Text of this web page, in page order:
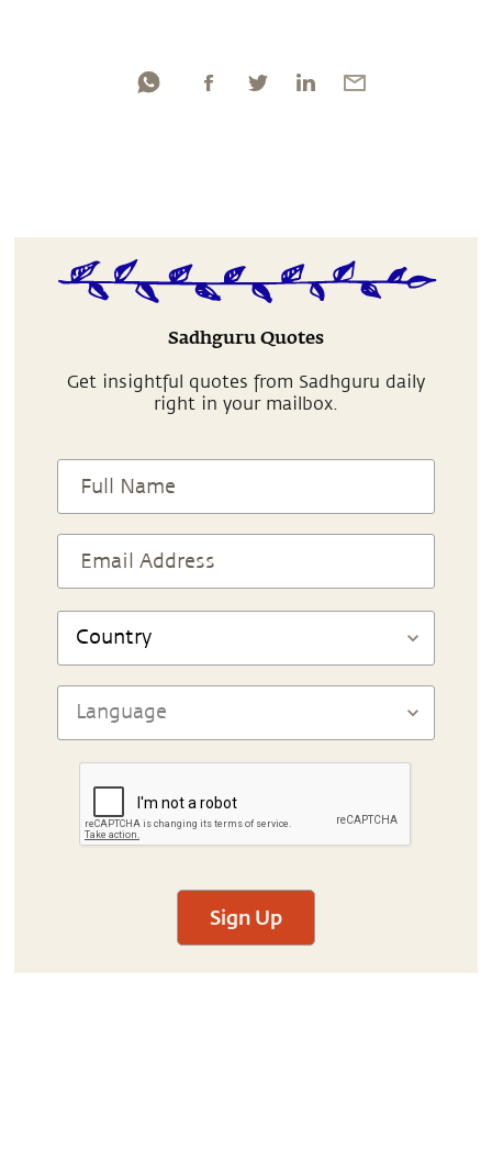
Sadhguru Quotes
Get insightful quotes from Sadhguru daily
right in your mailbox.
Sign Up